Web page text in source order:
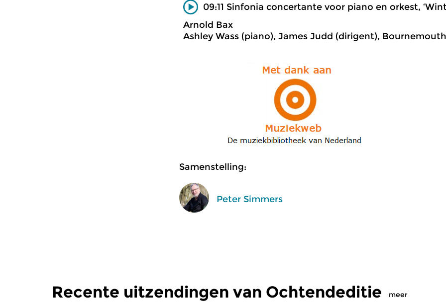
09:11 Sinfonia concertante voor piano en orkest,
Arnold Bax
Ashley Wass (piano), James Judd (dirigent),
Samenstelling:
Peter Simmers
Recente uitzendingen van Ochtendeditie meer